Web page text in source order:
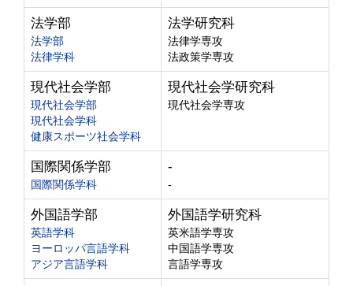
法学部
法学部
法律学科
法学研究科
法律学専攻
法政策学専攻
現代社会学部
現代社会学部
現代社会学科
健康スポーツ社会学科
現代社会学研究科
現代社会学専攻
国際関係学部
国際関係学科
-
-
外国語学部
英語学科
ヨーロッパ言語学科
アジア言語学科
外国語学研究科
英米語学専攻
中国語学専攻
言語学専攻